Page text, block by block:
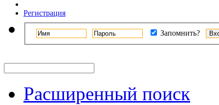
Регистрация
Запомнить?
Расширенный поиск